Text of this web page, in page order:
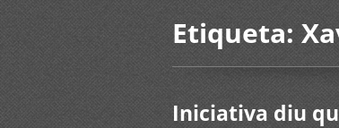
Etiqueta:
Iniciativa diu